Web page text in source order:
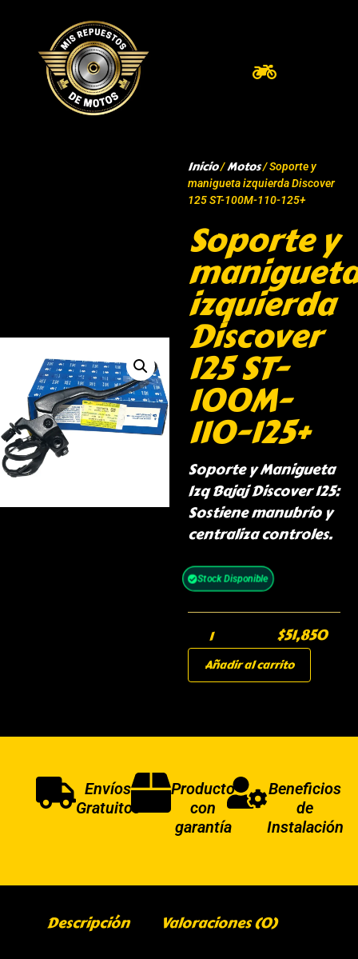
Inicio/Motos/ Soporte y
manigueta izquierda Discover
125 ST-100M-110-125+
Soporte y
manigueta
izquierda
Discover
125 ST-
100M-
110-125+
Soporte y Manigueta
Izq Bajaj Discover 125:
Sostiene manubrio y
centraliza controles.
Stock Disponible
$51,850
Añadir al carrito
Envíos
Gratuitos
Producto
con
garantía
Beneficios
de
Instalación
Descripción Valoraciones (0)